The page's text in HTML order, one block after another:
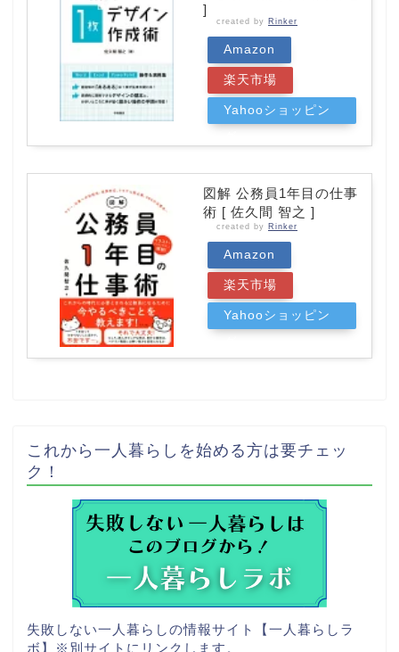
]
created by Rinker
Amazon
楽天市場
Yahooショッピン
図解 公務員1年目の仕事
術 [ 佐久間 智之 ]
created by Rinker
Amazon
楽天市場
Yahooショッピン
これから一人暮らしを始める方は要チェッ
ク！
失敗しない一人暮らしの情報サイト【一人暮らしラ
ボ】
※別サイトにリンクします。